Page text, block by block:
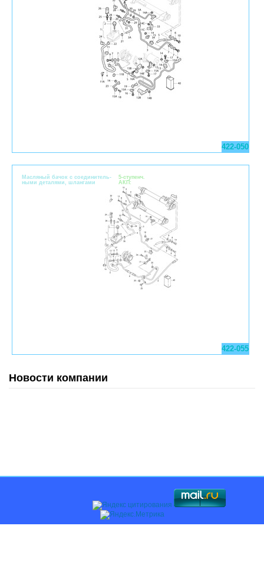
422-050
Масляный бачок с соединитель-
ными деталями, шлангами
5-ступенч.
АКП:
422-055
Новости компании